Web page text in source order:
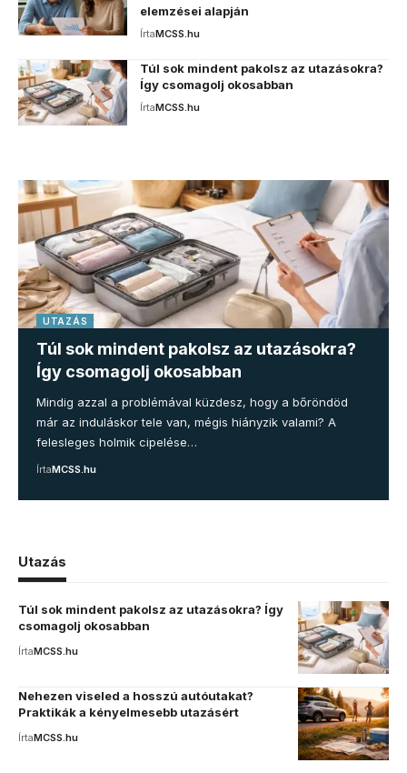
UTAZÁS
Túl sok mindent pakolsz az utazásokra?
Így csomagolj okosabban
Mindig azzal a problémával küzdesz, hogy a bőröndöd
már az induláskor tele van, mégis hiányzik valami? A
felesleges holmik cipelése…
ÍrtaMCSS.hu
elemzései alapján
ÍrtaMCSS.hu
Túl sok mindent pakolsz az utazásokra?
Így csomagolj okosabban
ÍrtaMCSS.hu
Utazás
Túl sok mindent pakolsz az utazásokra? Így
csomagolj okosabban
ÍrtaMCSS.hu
Nehezen viseled a hosszú autóutakat?
Praktikák a kényelmesebb utazásért
ÍrtaMCSS.hu